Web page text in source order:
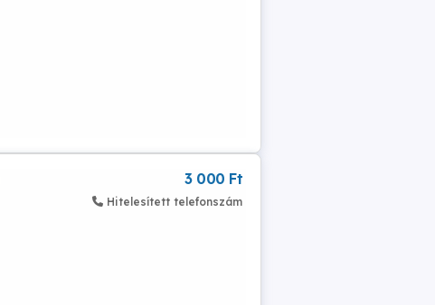
3 000 Ft
Hitelesített telefonszám